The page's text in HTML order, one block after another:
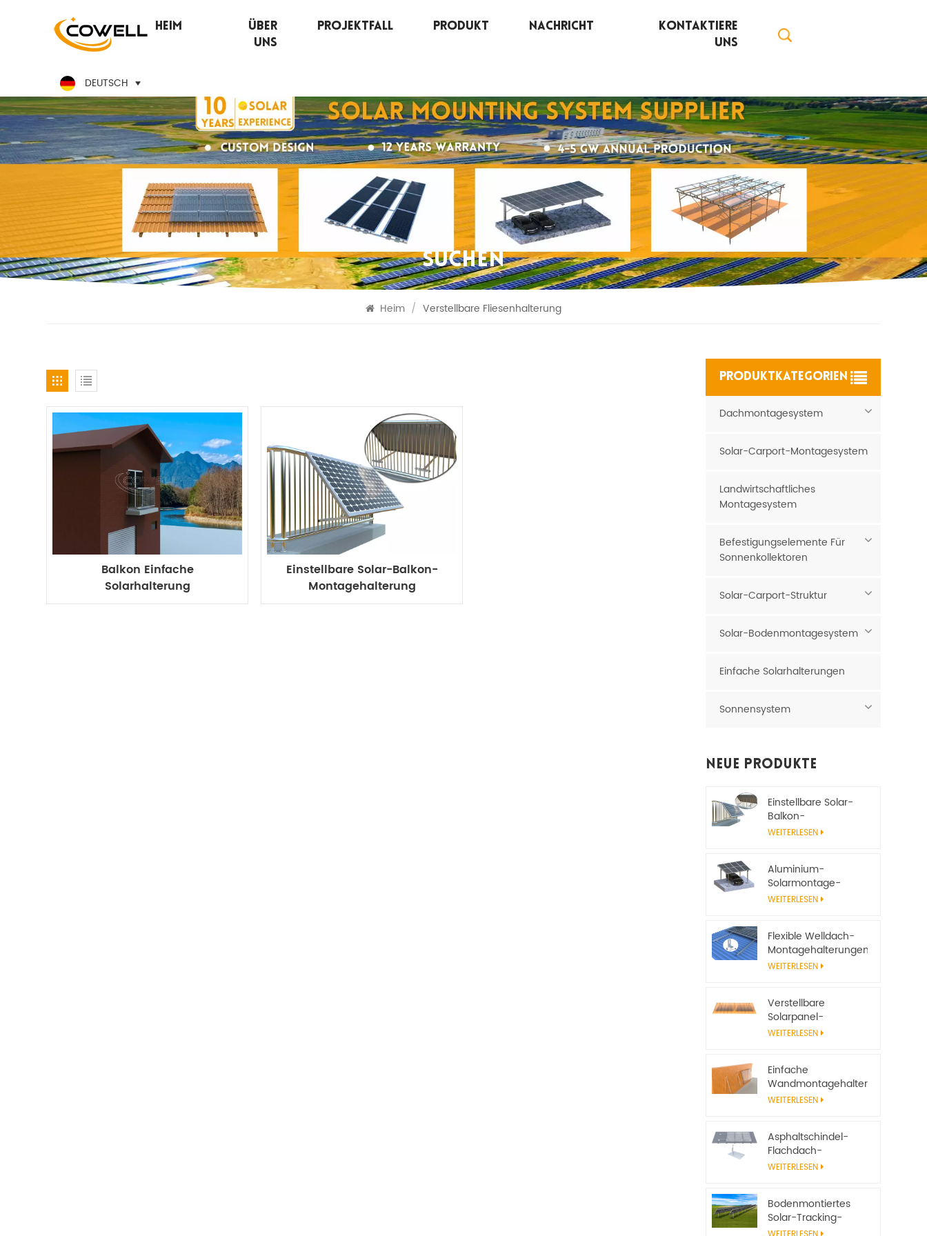
Heim
Über
Uns
Projektfall Produkt Nachricht
Kontaktiere
Uns
DEUTSCH
SUCHEN
Heim / Verstellbare Fliesenhalterung
Balkon Einfache
Solarhalterung
Einstellbare Solar-Balkon-
Montagehalterung
PRODUKTKATEGORIEN
Dachmontagesystem
Solar-Carport-Montagesystem
Landwirtschaftliches
Montagesystem
Befestigungselemente Für
Sonnenkollektoren
Solar-Carport-Struktur
Solar-Bodenmontagesystem
Einfache Solarhalterungen
Sonnensystem
Neue Produkte
Einstellbare Solar-
Balkon-
Montagehalterung
WEITERLESEN
Aluminium-
Solarmontage-
Carport-System
WEITERLESEN
Flexible Welldach-
Montagehalterungen
für Solarmodule
WEITERLESEN
Verstellbare
Solarpanel-
Neigungshalterungen
Solarsysteme
WEITERLESEN
Einfache
Wandmontagehalterungen
aus Aluminium für
WEITERLESEN
Asphaltschindel-
Flachdach-
Solarpanel-
WEITERLESEN
Bodenmontiertes
Solar-Tracking-
System, verstellbarer